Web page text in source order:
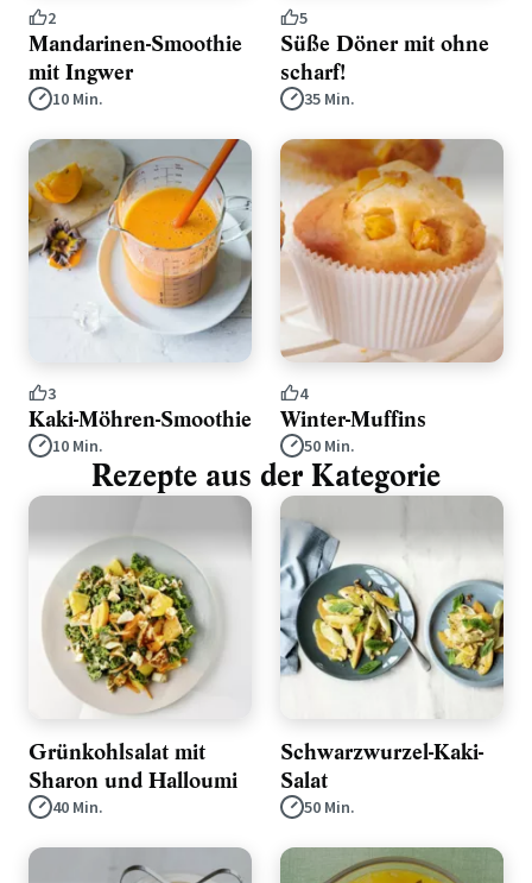
2
Mandarinen-Smoothie
mit Ingwer
10 Min.
5
Süße Döner mit ohne
scharf!
35 Min.
3
Kaki-Möhren-Smoothie
10 Min.
4
Winter-Muffins
50 Min.
Rezepte aus der Kategorie
Grünkohlsalat mit
Sharon und Halloumi
40 Min.
Schwarzwurzel-Kaki-
Salat
50 Min.